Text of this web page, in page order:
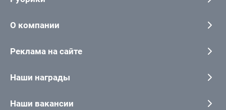
О компании
Реклама на сайте
Наши награды
Наши вакансии